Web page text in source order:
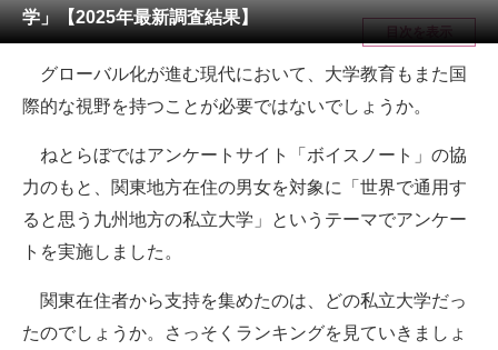
メディア
注目記事を集めた総合ページ
ITの今と未来を見通す
進化するPCとデバイスの未来
好きが集まる 比べて選べる
AI活用のいまが分かる
学」【2025年最新調査結果】
目次を表示
グローバル化が進む現代において、大学教育もまた国
際的な視野を持つことが必要ではないでしょうか。
ねとらぼではアンケートサイト「ボイスノート」の協
力のもと、関東地方在住の男女を対象に「世界で通用す
ると思う九州地方の私立大学」というテーマでアンケー
トを実施しました。
関東在住者から支持を集めたのは、どの私立大学だっ
たのでしょうか。さっそくランキングを見ていきましょ